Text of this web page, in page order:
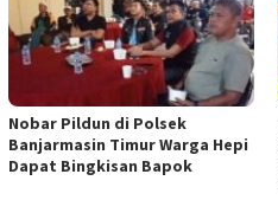
Nobar Pildun di Polsek
Banjarmasin Timur Warga Hepi
Dapat Bingkisan Bapok